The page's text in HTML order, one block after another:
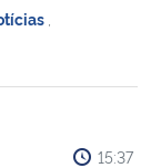
15:37